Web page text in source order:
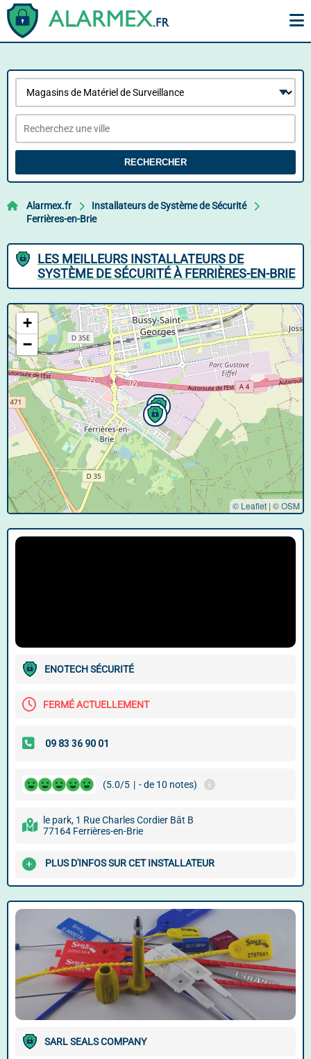
RECHERCHER
Alarmex.fr
Installateurs de Système de Sécurité
Ferrières-en-Brie
LES MEILLEURS INSTALLATEURS DE
SYSTÈME DE SÉCURITÉ À FERRIÈRES-EN-BRIE
+
−
© Leaflet | ©OSM
ENOTECH SÉCURITÉ
FERMÉ ACTUELLEMENT
(5.0/5 | - de 10 notes)
le park, 1 Rue Charles Cordier Bât B
77164 Ferrières-en-Brie
PLUS D'INFOS SUR CET INSTALLATEUR
SARL SEALS COMPANY